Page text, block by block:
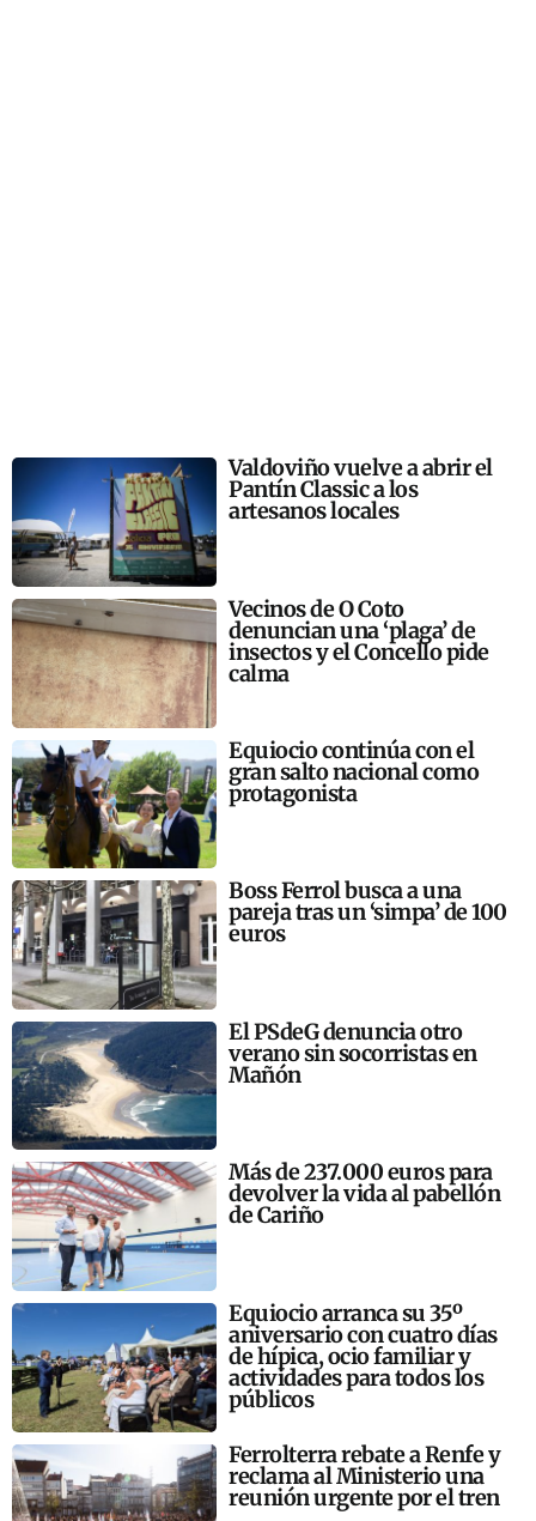
Valdoviño vuelve a abrir el
Pantín Classic a los
artesanos locales
Vecinos de O Coto
denuncian una ‘plaga’ de
insectos y el Concello pide
calma
Equiocio continúa con el
gran salto nacional como
protagonista
Boss Ferrol busca a una
pareja tras un ‘simpa’ de 100
euros
El PSdeG denuncia otro
verano sin socorristas en
Mañón
Más de 237.000 euros para
devolver la vida al pabellón
de Cariño
Equiocio arranca su 35º
aniversario con cuatro días
de hípica, ocio familiar y
actividades para todos los
públicos
Ferrolterra rebate a Renfe y
reclama al Ministerio una
reunión urgente por el tren